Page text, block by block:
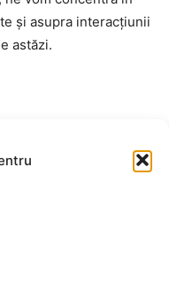
și asupra interacțiunii
astăzi.